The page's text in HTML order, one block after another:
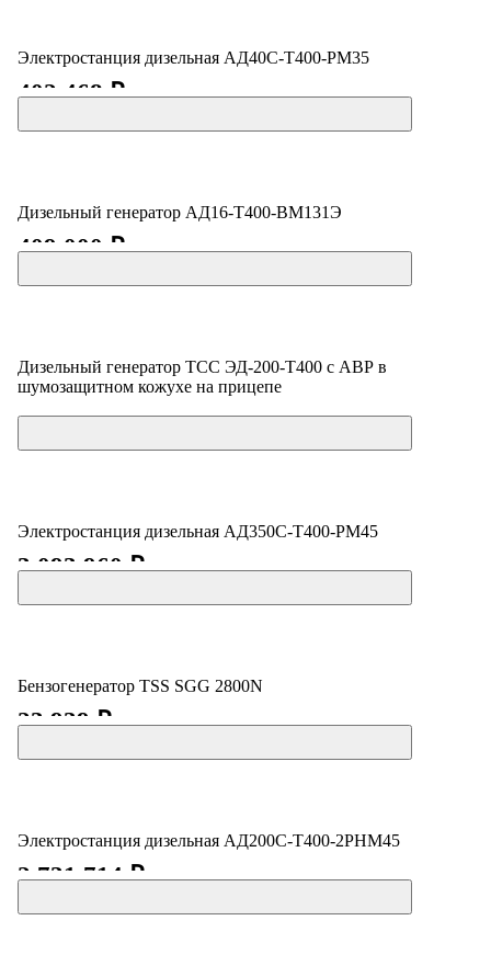
Электростанция дизельная АД40С-Т400-РМ35
402 468 ₽
Дизельный генератор АД16-Т400-ВМ131Э
409 000 ₽
Дизельный генератор ТСС ЭД-200-Т400 с АВР в
шумозащитном кожухе на прицепе
Цена по запросу
Электростанция дизельная АД350С-Т400-РМ45
3 093 960 ₽
Бензогенератор TSS SGG 2800N
23 939 ₽
Электростанция дизельная АД200С-Т400-2РНМ45
2 731 714 ₽